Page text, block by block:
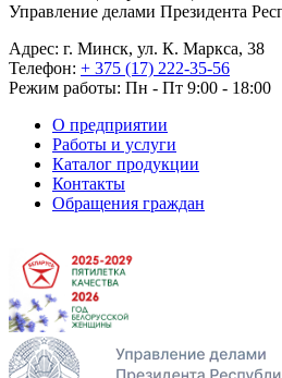
Управление делами Президента
Адрес: г. Минск, ул. К. Маркса, 38
Телефон: + 375 (17) 222-35-56
Режим работы: Пн - Пт 9:00 - 18:00
О предприятии
Работы и услуги
Каталог продукции
Контакты
Обращения граждан